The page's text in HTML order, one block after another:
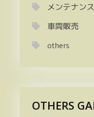
メンテナンス
車両販売
others
OTHERS